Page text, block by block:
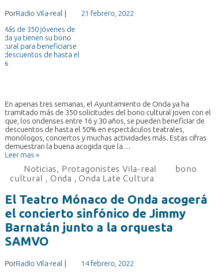
PorRadio Vila-real | 21 febrero, 2022
En apenas tres semanas, el Ayuntamiento de Onda ya ha
tramitado más de 350 solicitudes del bono cultural joven con el
que, los ondenses entre 16 y 30 años, se pueden beneficiar de
descuentos de hasta el 50% en espectáculos teatrales,
monólogos, conciertos y muchas actividades más. Estas cifras
demuestran la buena acogida que la…
Leer mas »
Noticias, Protagonistes Vila-real
bono
cultural , Onda ,Onda Late Cultura
El Teatro Mónaco de Onda acogerá
el concierto sinfónico de Jimmy
Barnatán junto a la orquesta
SAMVO
PorRadio Vila-real | 14 febrero, 2022